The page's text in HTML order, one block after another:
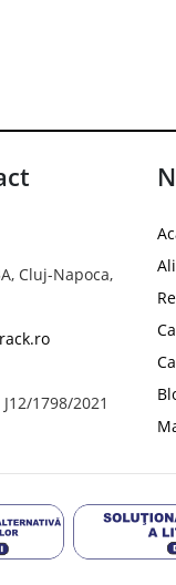
Cluj-Napoca,
1798/2021